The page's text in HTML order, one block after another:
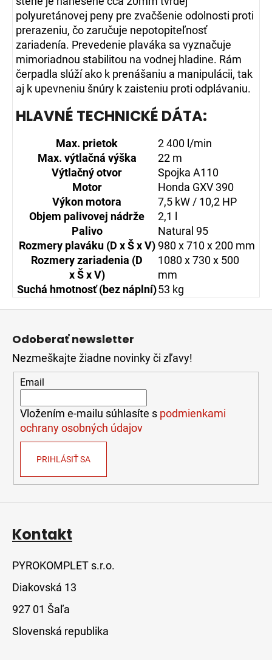
polyuretánovej peny pre zvačšenie odolnosti proti
prerazeniu, čo zaručuje nepotopiteľnosť
zariadenía. Prevedenie plaváka sa vyznačuje
mimoriadnou stabilitou na vodnej hladine. Rám
čerpadla slúží ako k prenášaniu a manipulácii, tak
aj k upevneniu šnúry k zaisteniu proti odplávaniu.
HLAVNÉ TECHNICKÉ DÁTA:
Max. prietok
2 400 l/min
Max. výtlačná výška
22 m
Výtlačný otvor
Spojka A110
Motor
Honda GXV 390
Výkon motora
7,5 kW / 10,2 HP
Objem palivovej nádrže
2,1 l
Palivo
Natural 95
Rozmery plaváku (D x Š x V) 980 x 710 x 200 mm
Rozmery zariadenia (D
x Š x V)
1080 x 730 x 500
mm
Suchá hmotnosť (bez náplní)53 kg
Odoberať newsletter
Nezmeškajte žiadne novinky či zľavy!
Email
Vložením e-mailu súhlasíte s podmienkami
ochrany osobných údajov
PRIHLÁSIŤ SA
Kontakt
PYROKOMPLET s.r.o.
Diakovská 13
927 01 Šaľa
Slovenská republika